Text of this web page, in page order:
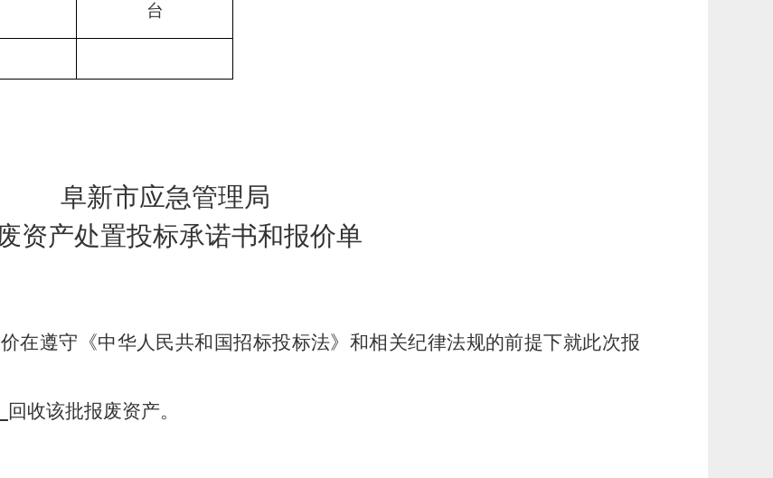
台
阜新市应急管理局
资产处置投标承诺书和报价单
在遵守《中华人民共和国招标投标法》和相关纪律法规的前提下就此次报
回收该批报废资产。